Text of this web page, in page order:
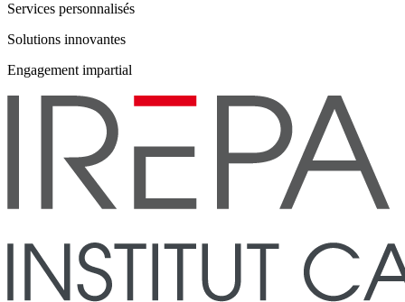
Services personnalisés
Solutions innovantes
Engagement impartial